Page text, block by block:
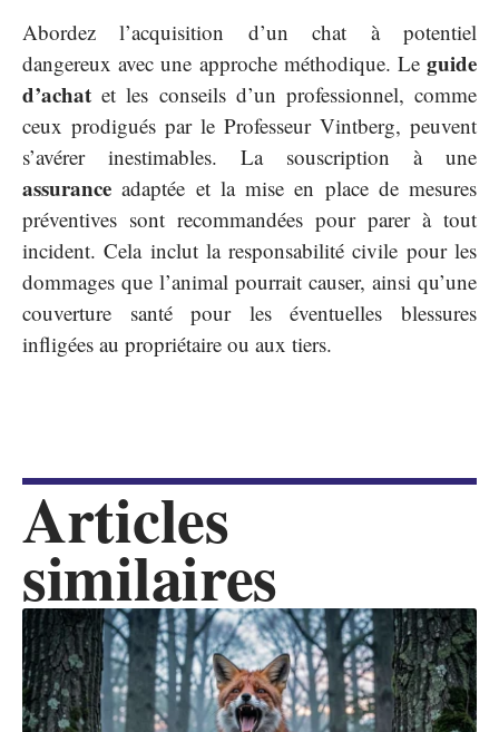
Abordez l’acquisition d’un chat à potentiel
dangereux avec une approche méthodique. Le guide
d’achat et les conseils d’un professionnel, comme
ceux prodigués par le Professeur Vintberg, peuvent
s’avérer inestimables. La souscription à une
assurance adaptée et la mise en place de mesures
préventives sont recommandées pour parer à tout
incident. Cela inclut la responsabilité civile pour les
dommages que l’animal pourrait causer, ainsi qu’une
couverture santé pour les éventuelles blessures
infligées au propriétaire ou aux tiers.
Articles
similaires